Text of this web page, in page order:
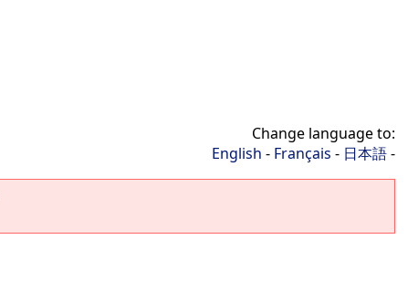
Change language to:
English - Français - 日本語-